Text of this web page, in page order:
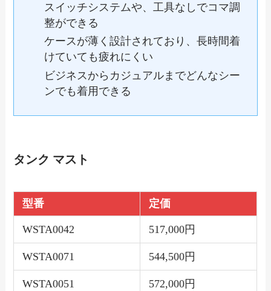
スイッチシステムや、工具なしでコマ調
整ができる
ケースが薄く設計されており、長時間着
けていても疲れにくい
ビジネスからカジュアルまでどんなシー
ンでも着用できる
タンク マスト
型番 定価
WSTA0042 517,000円
WSTA0071 544,500円
WSTA0051 572,000円